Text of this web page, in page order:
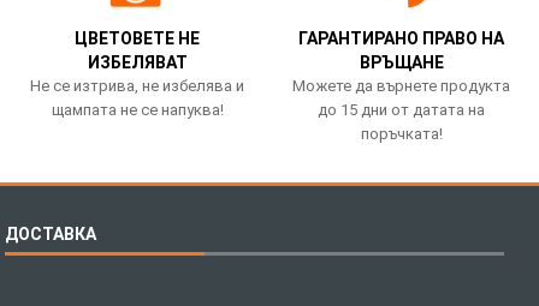
ЦВЕТОВЕТЕ НЕ
ИЗБЕЛЯВАТ
Не се изтрива, не избелява и
щампата не се напуква!
ГАРАНТИРАНО ПРАВО НА
ВРЪЩАНЕ
Можете да върнете продукта
до 15 дни от датата на
поръчката!
ДОСТАВКА